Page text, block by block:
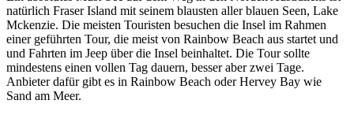
natürlich Fraser Island mit seinem blausten aller blauen Seen, Lake
Mckenzie. Die meisten Touristen besuchen die Insel im Rahmen
einer geführten Tour, die meist von Rainbow Beach aus startet und
und Fahrten im Jeep über die Insel beinhaltet. Die Tour sollte
mindestens einen vollen Tag dauern, besser aber zwei Tage.
Anbieter dafür gibt es in Rainbow Beach oder Hervey Bay wie
Sand am Meer.